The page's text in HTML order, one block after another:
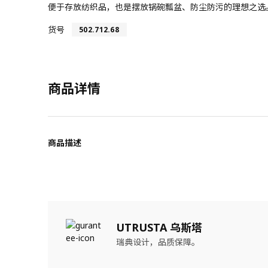
便于存放纺织品，也是摆放锅碗瓢盆、防尘防污的理想之选。
货号
502.712.68
商品详情
商品描述
UTRUSTA 乌斯塔
瑞典设计，品质保障。